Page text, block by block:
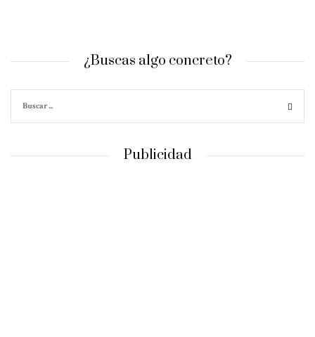
¿Buscas algo concreto?
Publicidad